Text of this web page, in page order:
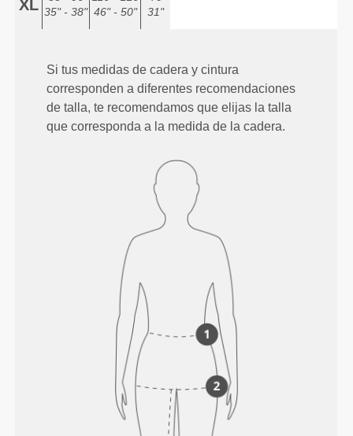
XL 35" - 38" 46" - 50"
31"
Si tus medidas de cadera y cintura
corresponden a diferentes recomendaciones
de talla, te recomendamos que elijas la talla
que corresponda a la medida de la cadera.